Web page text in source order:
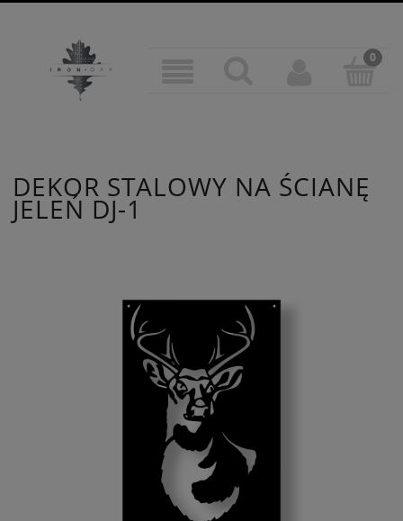
DEKOR STALOWY NA ŚCIANĘ
JELEŃ DJ-1